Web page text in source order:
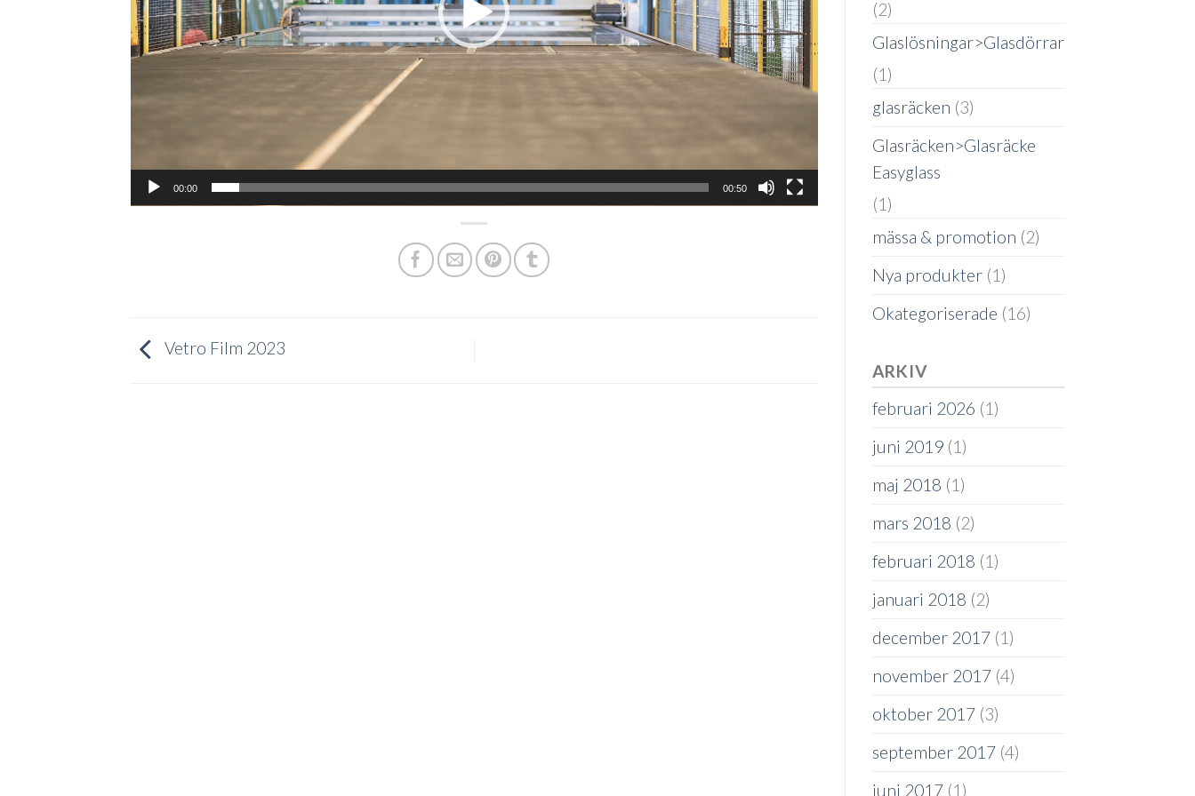
00:00 00:50
Vetro Film 2023
(2)
Glaslösningar>Glasdörrar
(1)
glasräcken (3)
Glasräcken>Glasräcke
Easyglass
(1)
mässa & promotion (2)
Nya produkter(1)
Okategoriserade (16)
ARKIV
februari 2026 (1)
juni 2019(1)
maj 2018 (1)
mars 2018 (2)
februari 2018 (1)
januari 2018 (2)
december 2017(1)
november 2017(4)
oktober 2017(3)
september 2017(4)
juni 2017(1)